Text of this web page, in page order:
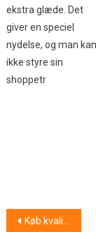
ekstra glæde. Det
giver en speciel
nydelse, og man kan
ikke styre sin
shoppetr
Køb kvalitetspærer til boligen